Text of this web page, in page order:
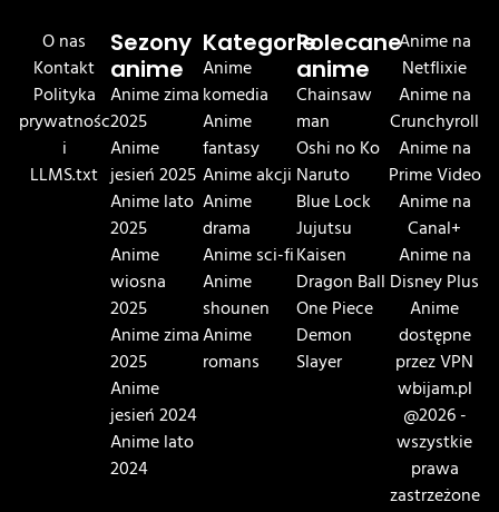
O nas
Kontakt
Polityka
prywatnośc
i
LLMS.txt
Sezony
anime
Anime zima
2025
Anime
jesień 2025
Anime lato
2025
Anime
wiosna
2025
Anime zima
2025
Anime
jesień 2024
Anime lato
2024
Kategorie
Anime
komedia
Anime
fantasy
Anime akcji
Anime
drama
Anime sci-fi
Anime
shounen
Anime
romans
Polecane
anime
Chainsaw
man
Oshi no Ko
Naruto
Blue Lock
Jujutsu
Kaisen
Dragon Ball
One Piece
Demon
Slayer
Anime na
Netflixie
Anime na
Crunchyroll
Anime na
Prime Video
Anime na
Canal+
Anime na
Disney Plus
Anime
dostępne
przez VPN
wbijam.pl
@2026 -
wszystkie
prawa
zastrzeżone